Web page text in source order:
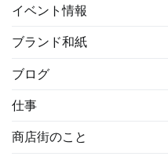
イベント情報
ブランド和紙
ブログ
仕事
商店街のこと